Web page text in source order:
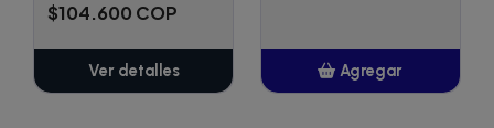
$104.600 COP
Ver detalles Agregar